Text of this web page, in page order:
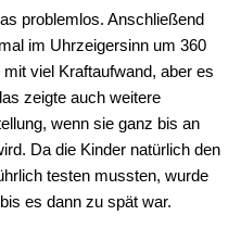
problemlos. Anschließend
im Uhrzeigersinn um 360
viel Kraftaufwand, aber es
zeigte auch weitere
wenn sie ganz bis an
Da die Kinder natürlich den
testen mussten, wurde
es dann zu spät war.